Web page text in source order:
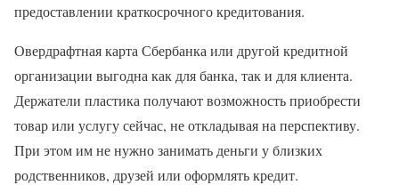
предоставлении краткосрочного кредитования.
Овердрафтная карта Сбербанка или другой кредитной
организации выгодна как для банка, так и для клиента.
Держатели пластика получают возможность приобрести
товар или услугу сейчас, не откладывая на перспективу.
При этом им не нужно занимать деньги у близких
родственников, друзей или оформлять кредит.